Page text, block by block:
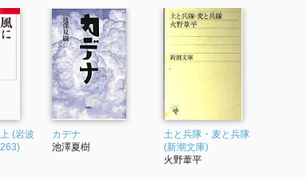
で、本作は木谷、または曾田の視点で語られる内容となっ
空管に閉じ込められた真空地帯であると例えていることに
中に留められており、隔離された空間となっていて、そん
した木谷に、曾田は興味を持っているようです。
真相を縦軸に、兵隊たちの生の感情が封ぜられた真空地帯
。
(岩波
カデナ
池澤夏樹
土と兵隊・麦と兵隊
(新潮文庫)
火野葦平